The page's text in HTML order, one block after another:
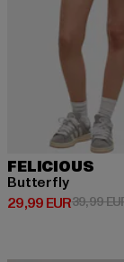
FELICIOUS
Butterfly
29,99 EUR
Derzeitiger Preis:
39,99